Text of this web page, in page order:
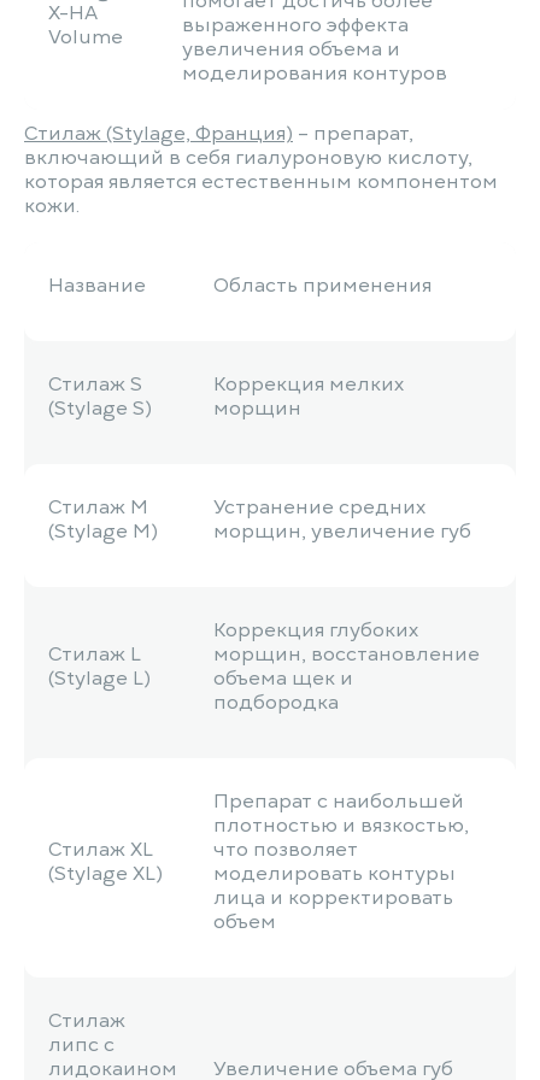
Х-HA
Volume
выраженного эффекта
увеличения объема и
моделирования контуров
Стилаж (Stylage, Франция) – препарат,
включающий в себя гиалуроновую кислоту,
которая является естественным компонентом
кожи.
Название Область применения
Стилаж S
(Stylage S)
Коррекция мелких
морщин
Стилаж М
(Stylage М)
Устранение средних
морщин, увеличение губ
Стилаж L
(Stylage L)
Коррекция глубоких
морщин, восстановление
объема щек и
подбородка
Стилаж XL
(Stylage XL)
Препарат с наибольшей
плотностью и вязкостью,
что позволяет
моделировать контуры
лица и корректировать
объем
Стилаж
липс с
лидокаином
Увеличение объема губ